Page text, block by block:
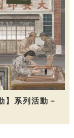
】系列活動－